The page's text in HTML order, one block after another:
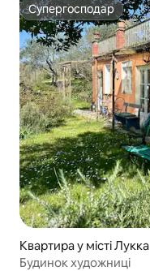
Супергосподар
Супергосподар
Квартира у місті Лукка
Будинок художниці